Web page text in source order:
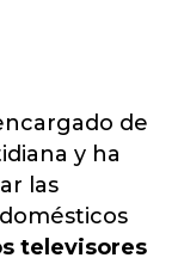
de
y ha
las
televisores